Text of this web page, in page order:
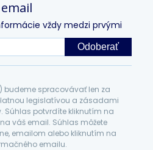
email
vždy medzi prvými
Odoberať
budeme spracovávať len za
legislatívou a zásadami
Súhlas potvrdíte kliknutím na
váš email. Súhlas môžete
emailom alebo kliknutím na
emailu.